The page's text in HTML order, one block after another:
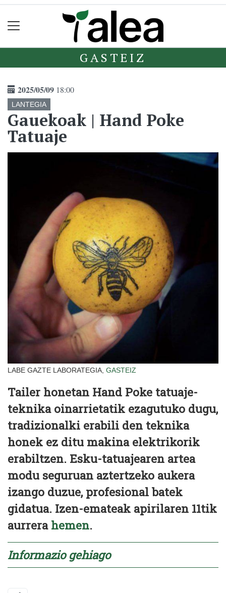
GASTEIZ
2025/05/09 18:00
LANTEGIA
Gauekoak | Hand Poke
Tatuaje
LABE GAZTE LABORATEGIA, GASTEIZ
Tailer honetan Hand Poke tatuaje-
teknika oinarrietatik ezagutuko dugu,
tradizionalki erabili den teknika
honek ez ditu makina elektrikorik
erabiltzen. Esku-tatuajearen artea
modu seguruan aztertzeko aukera
izango duzue, profesional batek
gidatua. Izen-emateak apirilaren 11tik
aurrera hemen.
Informazio gehiago